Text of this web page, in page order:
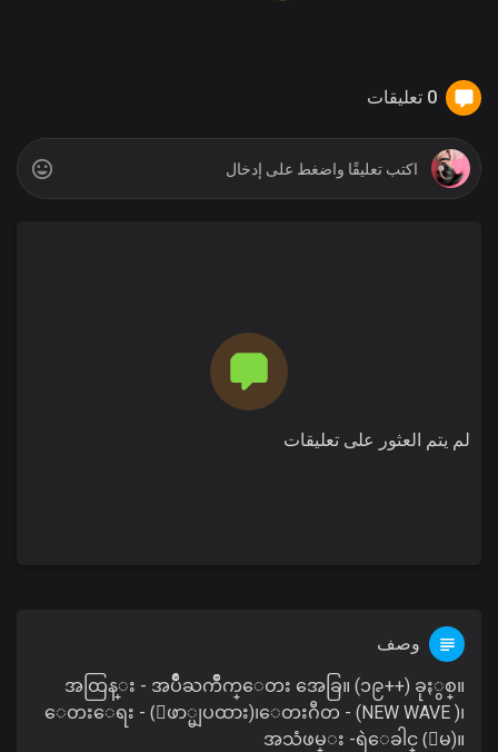
0 تعليقات
لم يتم العثور على تعليقات
وصف
အထြန္း - အပ်ိဳႀကိဳက္ေတး အေခြ။ (၁၉++) ခုႏွစ္။
ေတးေရး - (ေဖာ္မျပထား)၊ေတးဂီတ - (NEW WAVE )၊
အသံဖမ္း -ရဲေခါင္ (ေမ)။